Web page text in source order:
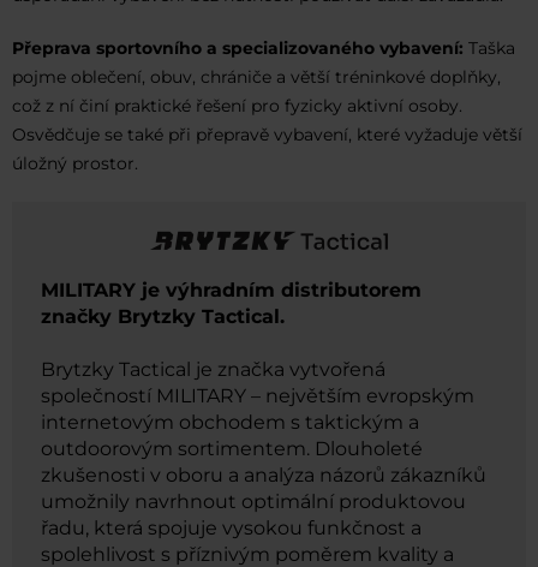
Přeprava sportovního a specializovaného vybavení: Taška
pojme oblečení, obuv, chrániče a větší tréninkové doplňky,
což z ní činí praktické řešení pro fyzicky aktivní osoby.
Osvědčuje se také při přepravě vybavení, které vyžaduje větší
úložný prostor.
MILITARY je výhradním distributorem
značky Brytzky Tactical.
Brytzky Tactical je značka vytvořená
společností MILITARY – největším evropským
internetovým obchodem s taktickým a
outdoorovým sortimentem. Dlouholeté
zkušenosti v oboru a analýza názorů zákazníků
umožnily navrhnout optimální produktovou
řadu, která spojuje vysokou funkčnost a
spolehlivost s příznivým poměrem kvality a